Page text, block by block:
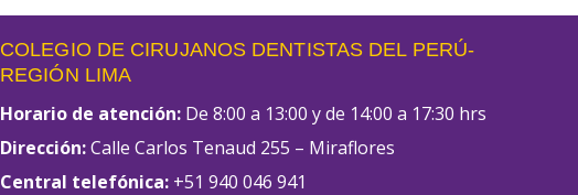
COLEGIO DE CIRUJANOS DENTISTAS DEL PERÚ-
REGIÓN LIMA
Horario de atención: De 8:00 a 13:00 y de 14:00 a 17:30 hrs
Dirección:Calle Carlos Tenaud 255 – Miraflores
Central telefónica: +51 940 046 941